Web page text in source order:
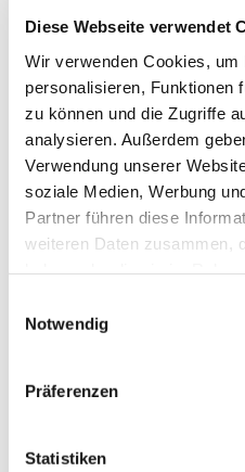
Diese Webseite verwendet
Wir verwenden Cookies, um
personalisieren, Funktionen
zu können und die Zugriffe
analysieren. Außerdem
Verwendung unserer
soziale Medien, Werbung
Partner führen diese
weiteren Daten zusammen,
Notwendig
Präferenzen
Statistiken
Uhr
Direkt im Anschluss an die
Dies könnte Sie